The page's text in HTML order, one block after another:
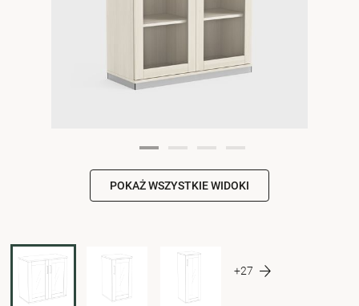
POKAŻ WSZYSTKIE WIDOKI
+27